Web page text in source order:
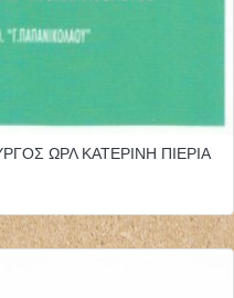
ΩΡΛ ΚΑΤΕΡΙΝΗ ΠΙΕΡΙΑ